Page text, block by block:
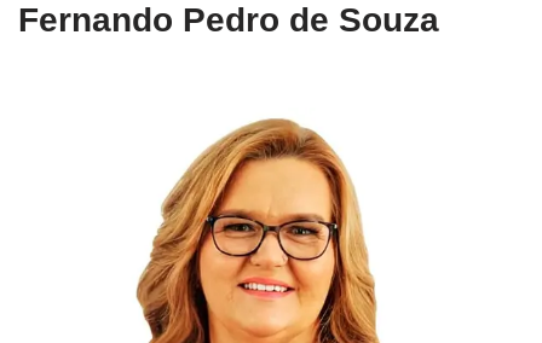
Fernando Pedro de Souza